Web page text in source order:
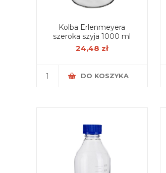
Kolba Erlenmeyera
szeroka szyja 1000 ml
24,48 zł
DO KOSZYKA